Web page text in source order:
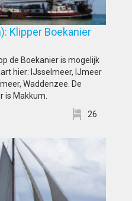
Klipper Boekanier
de Boekanier is mogelijk
hier: IJsselmeer, IJmeer
Waddenzee. De
is Makkum.
26